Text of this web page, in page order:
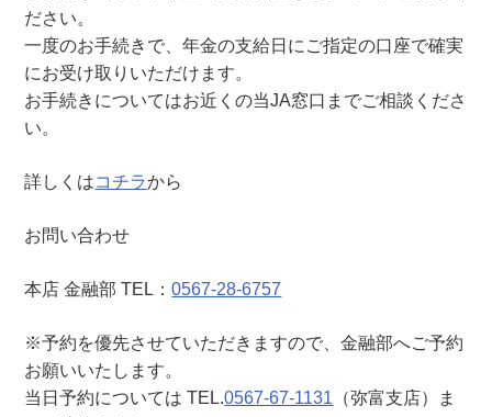
富
店
）
ださい。
一度のお手続きで、年金の支給日にご指定の口座で確実
にお受け取りいただけます。
お手続きについてはお近くの当JA窓口までご相談くださ
い。
詳しくはコチラから
お問い合わせ
本店 金融部 TEL：0567-28-6757
※予約を優先させていただきますので、金融部へご予約
お願いいたします。
当日予約については TEL.0567-67-1131 （弥富支店）ま